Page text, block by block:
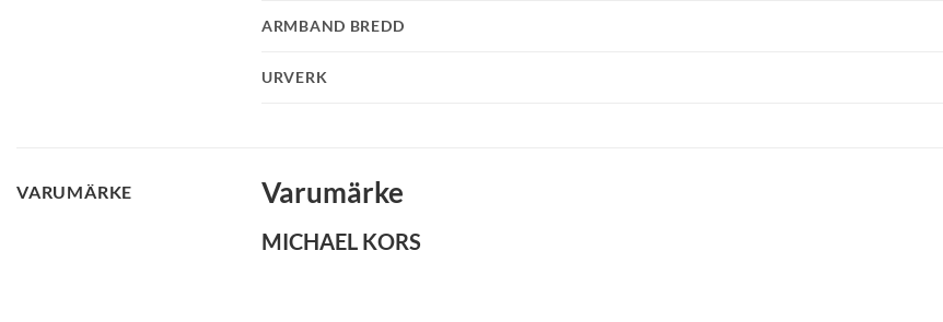
ARMBAND BREDD
URVERK
VARUMÄRKE Varumärke
MICHAEL KORS